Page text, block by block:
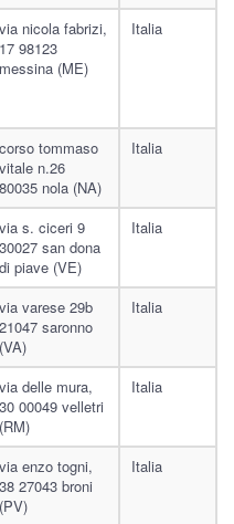
via nicola fabrizi,
17 98123
messina (ME)
Italia
corso tommaso
vitale n.26
80035 nola (NA)
Italia
via s. ciceri 9
30027 san dona
di piave (VE)
Italia
via varese 29b
21047 saronno
(VA)
Italia
via delle mura,
30 00049 velletri
(RM)
Italia
via enzo togni,
38 27043 broni
(PV)
Italia